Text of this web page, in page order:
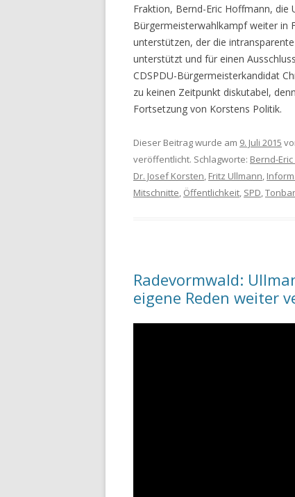
Fraktion, Bernd-Eric Hoffmann, die
Bürgermeisterwahlkampf weiter in
unterstützen, der die
unterstützt und für einen
CDSPDU-Bürgermeisterkandidat
zu keinen Zeitpunkt diskutabel,
Fortsetzung von Korstens Politik.
Dieser Beitrag wurde am 9. Juli 2015
veröffentlicht. Schlagworte: Bernd-
Dr. Josef Korsten, Fritz Ullmann,
Mitschnitte, Öffentlichkeit, SPD,
Radevormwald:
eigene Reden weiter